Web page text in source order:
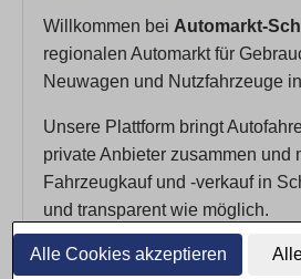
Alle Cookies akzeptieren
Willkommen bei Automarkt-
regionalen Automarkt für
Neuwagen und Nutzfahrzeuge
Unsere Plattform bringt
private Anbieter zusammen und
Fahrzeugkauf und -verkauf in
und transparent wie möglich.